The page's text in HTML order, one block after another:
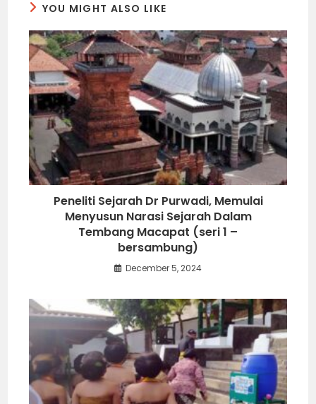
YOU MIGHT ALSO LIKE
Peneliti Sejarah Dr Purwadi, Memulai
Menyusun Narasi Sejarah Dalam
Tembang Macapat (seri 1 –
bersambung)
December 5, 2024